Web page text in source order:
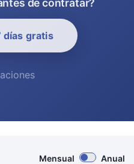
de contratar?
días gratis
Mensual Anual